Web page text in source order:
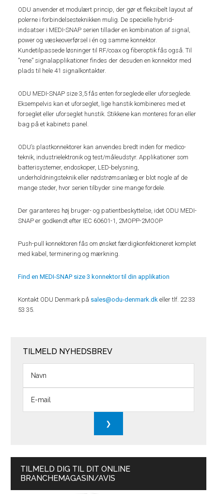
ODU anvender et modulært princip, der gør et fleksibelt layout af
polerne i forbindelsesteknikken mulig. De specielle hybrid-
indsatser i MEDI-SNAP serien tillader en kombination af signal,
power og væskeoverførsel i én og samme konnektor.
Kundetilpassede løsninger til RF/coax og fiberoptik fås også. Til
”rene” signalapplikationer findes der desuden en konnektor med
plads til hele 41 signalkontakter.
ODU MEDI-SNAP size 3,5 fås enten forseglede eller uforseglede.
Eksempelvis kan et uforseglet, lige hanstik kombineres med et
forseglet eller uforseglet hunstik. Stikkene kan monteres foran eller
bag på et kabinets panel.
ODU’s plastkonnektorer kan anvendes bredt inden for medico-
teknik, industrielektronik og test/måleudstyr. Applikationer som
batterisystemer, endoskoper, LED-belysning,
underholdningsteknik eller nødstrømsanlæg er blot nogle af de
mange steder, hvor serien tilbyder sine mange fordele.
Der garanteres høj bruger- og patientbeskyttelse, idet ODU MEDI-
SNAP er godkendt efter IEC 60601-1, 2MOPP-2MOOP
Push-pull konnektoren fås om ønsket færdigkonfektioneret komplet
med kabel, terminering og mærkning.
Find en MEDI-SNAP size 3 konnektor til din applikation
Kontakt ODU Denmark på sales@odu-denmark.dk eller tlf. 22 33
53 35.
TILMELD NYHEDSBREV
TILMELD DIG TIL DIT ONLINE
BRANCHEMAGASIN/AVIS